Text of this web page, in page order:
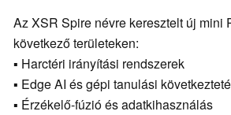
Az XSR Spire névre keresztelt új mini
következő területeken:
▪ Harctéri irányítási rendszerek
▪ Edge AI és gépi tanulási
▪ Érzékelő-fúzió és adatkihasználás